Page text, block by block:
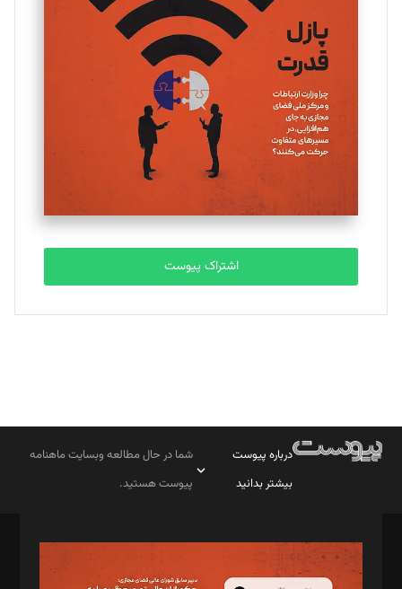
ملینا جعفری
تحریریه
مصطفی مسجدی آرانی
تحریریه
بابک نقاش
اشتراک پیوست
درباره پیوست
بیشتر بدانید
شما در حال مطالعه وبسایت ماهنامه
پیوست هستید.
مدیر مسئول: محمدباقر اثنی‌عشری
سردبیر: مهرک محمودی